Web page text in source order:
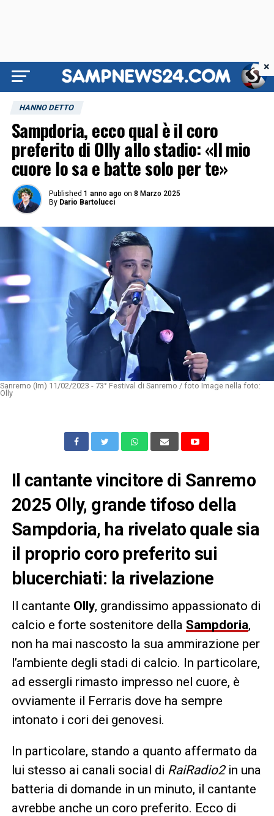
HANNO DETTO
Sampdoria, ecco qual è il coro
preferito di Olly allo stadio: «Il mio
cuore lo sa e batte solo per te»
Published 1 anno ago on 8 Marzo 2025
By Dario Bartolucci
Sanremo (Im) 11/02/2023 - 73° Festival di Sanremo / foto Image nella foto:
Olly
Il cantante vincitore di Sanremo
2025 Olly, grande tifoso della
Sampdoria, ha rivelato quale sia
il proprio coro preferito sui
blucerchiati: la rivelazione
Il cantante Olly, grandissimo appassionato di
calcio e forte sostenitore della Sampdoria,
non ha mai nascosto la sua ammirazione per
l’ambiente degli stadi di calcio. In particolare,
ad essergli rimasto impresso nel cuore, è
ovviamente il Ferraris dove ha sempre
intonato i cori dei genovesi.
In particolare, stando a quanto affermato da
lui stesso ai canali social di RaiRadio2in una
batteria di domande in un minuto, il cantante
avrebbe anche un coro preferito. Ecco di
×